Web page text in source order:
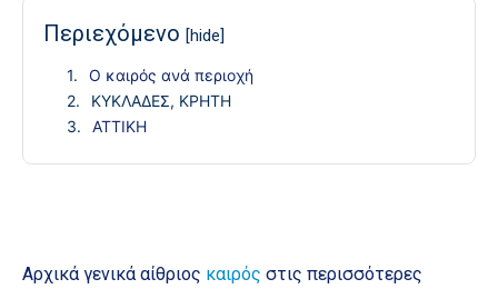
Περιεχόμενο [hide]
Ο καιρός ανά περιοχή
ΚΥΚΛΑΔΕΣ, ΚΡΗΤΗ
ΑΤΤΙΚΗ
Αρχικά γενικά αίθριος καιρός στις περισσότερες